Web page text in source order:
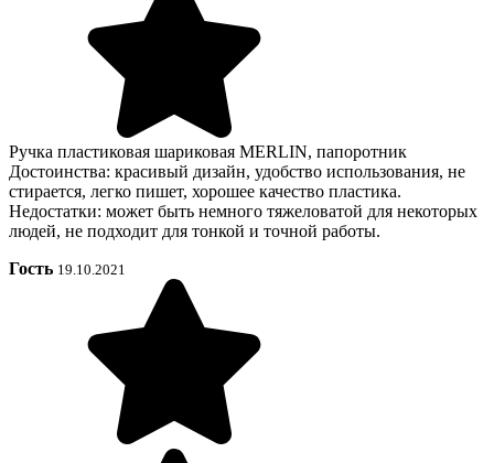
Ручка пластиковая шариковая MERLIN, папоротник
Достоинства: красивый дизайн, удобство использования, не
стирается, легко пишет, хорошее качество пластика.
Недостатки: может быть немного тяжеловатой для некоторых
людей, не подходит для тонкой и точной работы.
Гость 19.10.2021